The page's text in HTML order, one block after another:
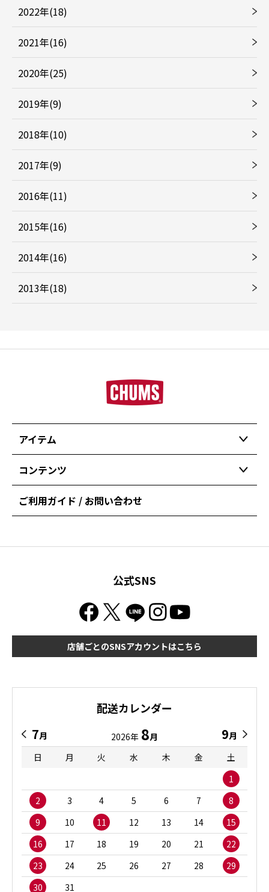
2022年(18)
2021年(16)
2020年(25)
2019年(9)
2018年(10)
2017年(9)
2016年(11)
2015年(16)
2014年(16)
2013年(18)
アイテム
コンテンツ
ご利用ガイド / お問い合わせ
公式SNS
店舗ごとのSNSアカウントはこちら
配送カレンダー
7月 2026年 8月 9月
日
月 火 水 木 金
土
1
2
3 4 5 6 7
8
9
10 11 12 13 14
15
16
17 18 19 20 21
22
23
24 25 26 27 28
29
30
31